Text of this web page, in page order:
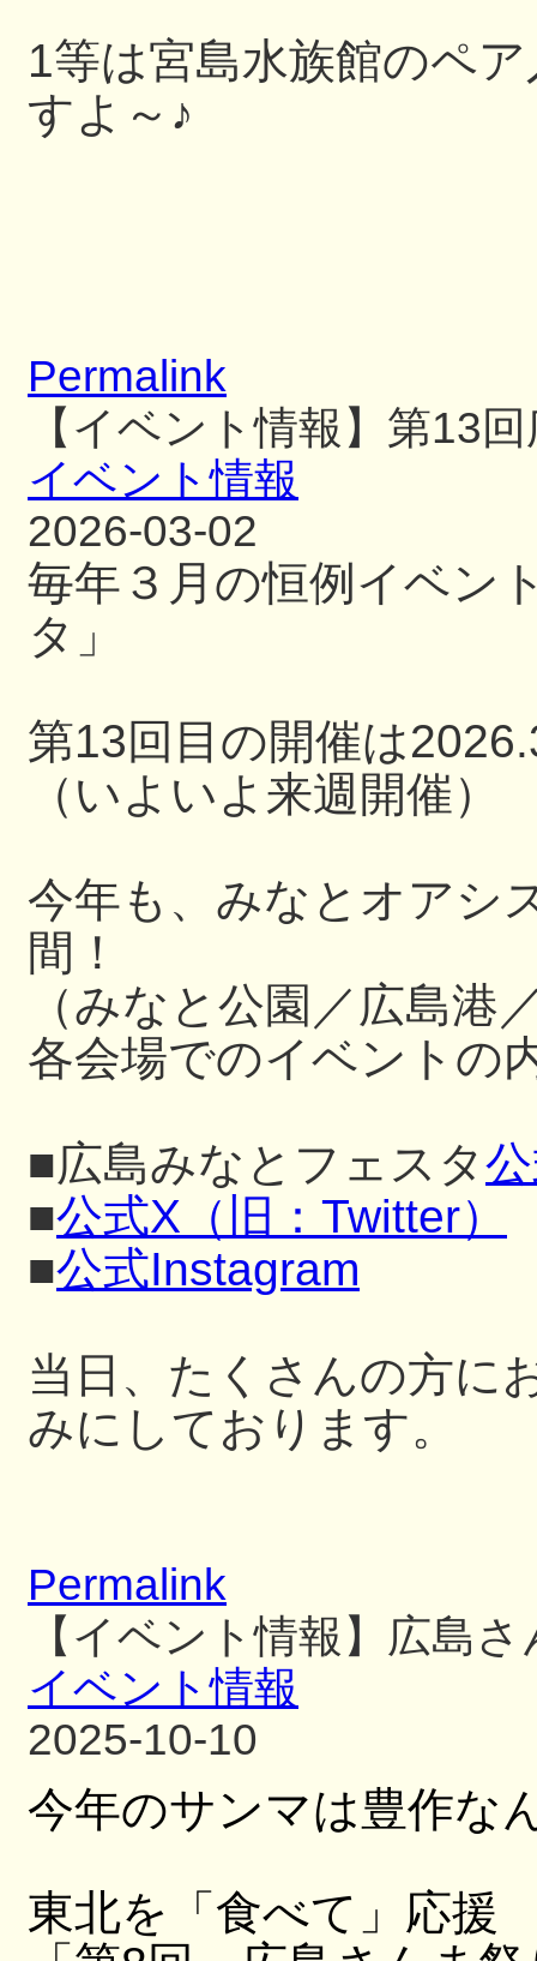
1等は宮島水族館のペ
すよ～♪
Permalink
【イベント情報】第13
イベント情報
2026-03-02
毎年３月の恒例イベン
タ」
第13回目の開催は
（いよいよ来週開催）
今年も、みなとオアシ
間！
（みなと公園／広島港
各会場でのイベントの
■広島みなとフェスタ
■公式X（旧：Twitter）
■公式Instagram
当日、たくさんの方に
みにしております。
Permalink
【イベント情報】広島
イベント情報
2025-10-10
今年のサンマは豊作な
東北を「食べて」応援